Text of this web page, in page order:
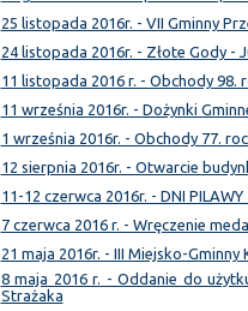
25 listopada 2016r. - VII Gminny
24 listopada 2016r. - Złote Gody -
11 listopada 2016 r. - Obchody 98.
11 września 2016r. - Dożynki
1 września 2016r. - Obchody 77.
12 sierpnia 2016r. - Otwarcie
11-12 czerwca 2016r. - DNI PILAWY
7 czerwca 2016 r. - Wręczenie
21 maja 2016r. - III Miejsko-
8 maja 2016 r. - Oddanie do
Strażaka